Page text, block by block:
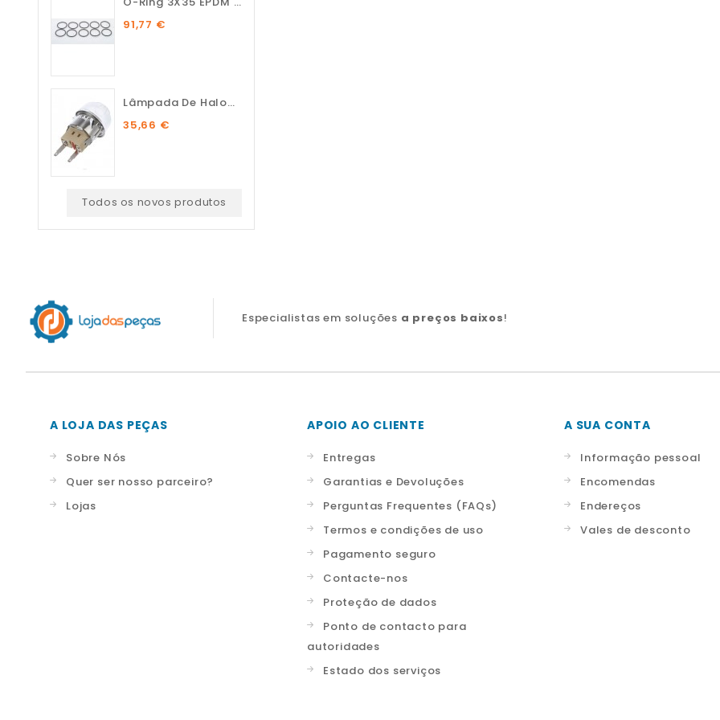
91,77 €
Lâmpada De Halogénio...
35,66 €
Todos os novos produtos
Especialistas em soluções a preços baixos!
A LOJA DAS PEÇAS
Sobre Nós
Quer ser nosso parceiro?
Lojas
APOIO AO CLIENTE
Entregas
Garantias e Devoluções
Perguntas Frequentes (FAQs)
Termos e condições de uso
Pagamento seguro
Contacte-nos
Proteção de dados
Ponto de contacto para
autoridades
Estado dos serviços
A SUA CONTA
Informação pessoal
Encomendas
Endereços
Vales de desconto